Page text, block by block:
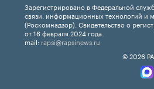
Зарегистрировано в Федеральной
связи, информационных технологий и
(Роскомнадзор). Свидетельство о
от 16 февраля 2024 года.
mail: rapsi@rapsinews.ru
© 2026